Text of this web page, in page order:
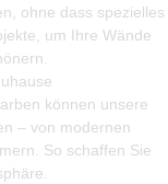
ohne dass spezielles
um Ihre Wände
können unsere
– von modernen
So schaffen Sie